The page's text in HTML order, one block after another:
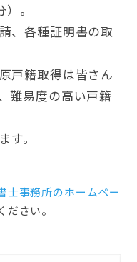
。
、各種証明書の取
戸籍取得は皆さん
難易度の高い戸籍
。
士事務所のホームぺー
ださい。